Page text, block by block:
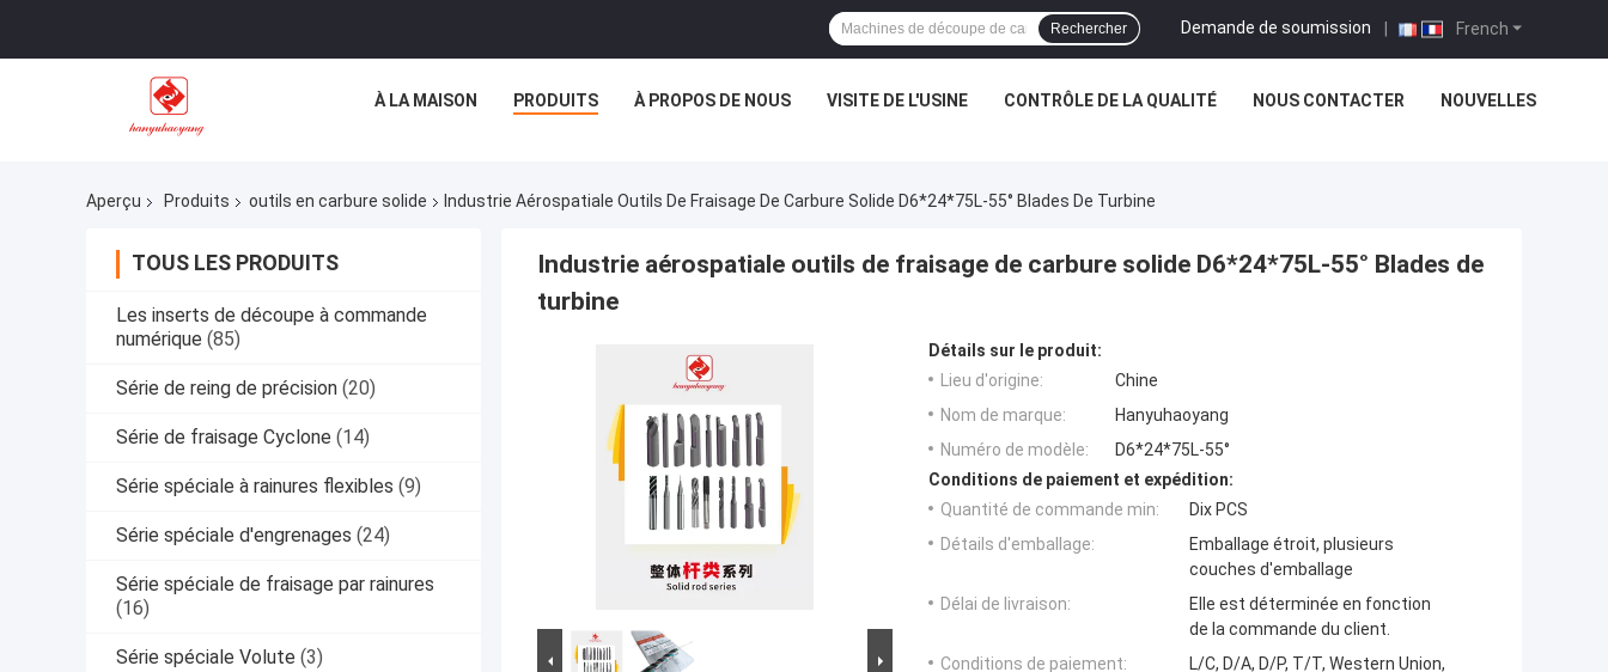
French
Demande de soumission |
Rechercher
À LA MAISON PRODUITS À PROPOS DE NOUS VISITE DE L'USINE CONTRÔLE DE LA QUALITÉ NOUS CONTACTER NOUVELLES
Aperçu Produits outils en carbure solide Industrie Aérospatiale Outils De Fraisage De Carbure Solide D6*24*75L-55° Blades De Turbine
TOUS LES PRODUITS
Les inserts de découpe à commande
numérique (85)
Série de reing de précision (20)
Série de fraisage Cyclone (14)
Série spéciale à rainures flexibles (9)
Série spéciale d'engrenages (24)
Série spéciale de fraisage par rainures
(16)
Série spéciale Volute (3)
Industrie aérospatiale outils de fraisage de carbure solide D6*24*75L-55° Blades de
turbine
Détails sur le produit:
Lieu d'origine:
Chine
Nom de marque:
Hanyuhaoyang
Numéro de modèle:
D6*24*75L-55°
Conditions de paiement et expédition:
Quantité de commande min:
Dix PCS
Détails d'emballage:
Emballage étroit, plusieurs
couches d'emballage
Délai de livraison:
Elle est déterminée en fonction
de la commande du client.
Conditions de paiement:
L/C, D/A, D/P, T/T, Western Union,